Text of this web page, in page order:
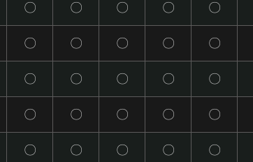
〇 〇 〇 〇 〇
〇 〇 〇 〇 〇
〇 〇 〇 〇 〇
〇 〇 〇 〇 〇
〇 〇 〇 〇 〇